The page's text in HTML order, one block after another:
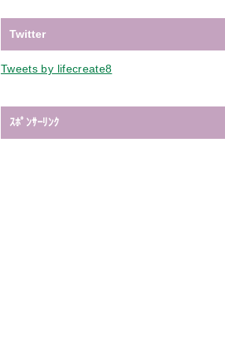
Twitter
Tweets by lifecreate8
ｽﾎﾟﾝｻｰﾘﾝｸ